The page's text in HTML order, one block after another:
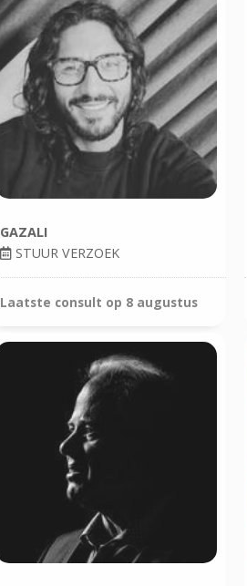
GAZALI
STUUR VERZOEK
Laatste consult op 8 augustus